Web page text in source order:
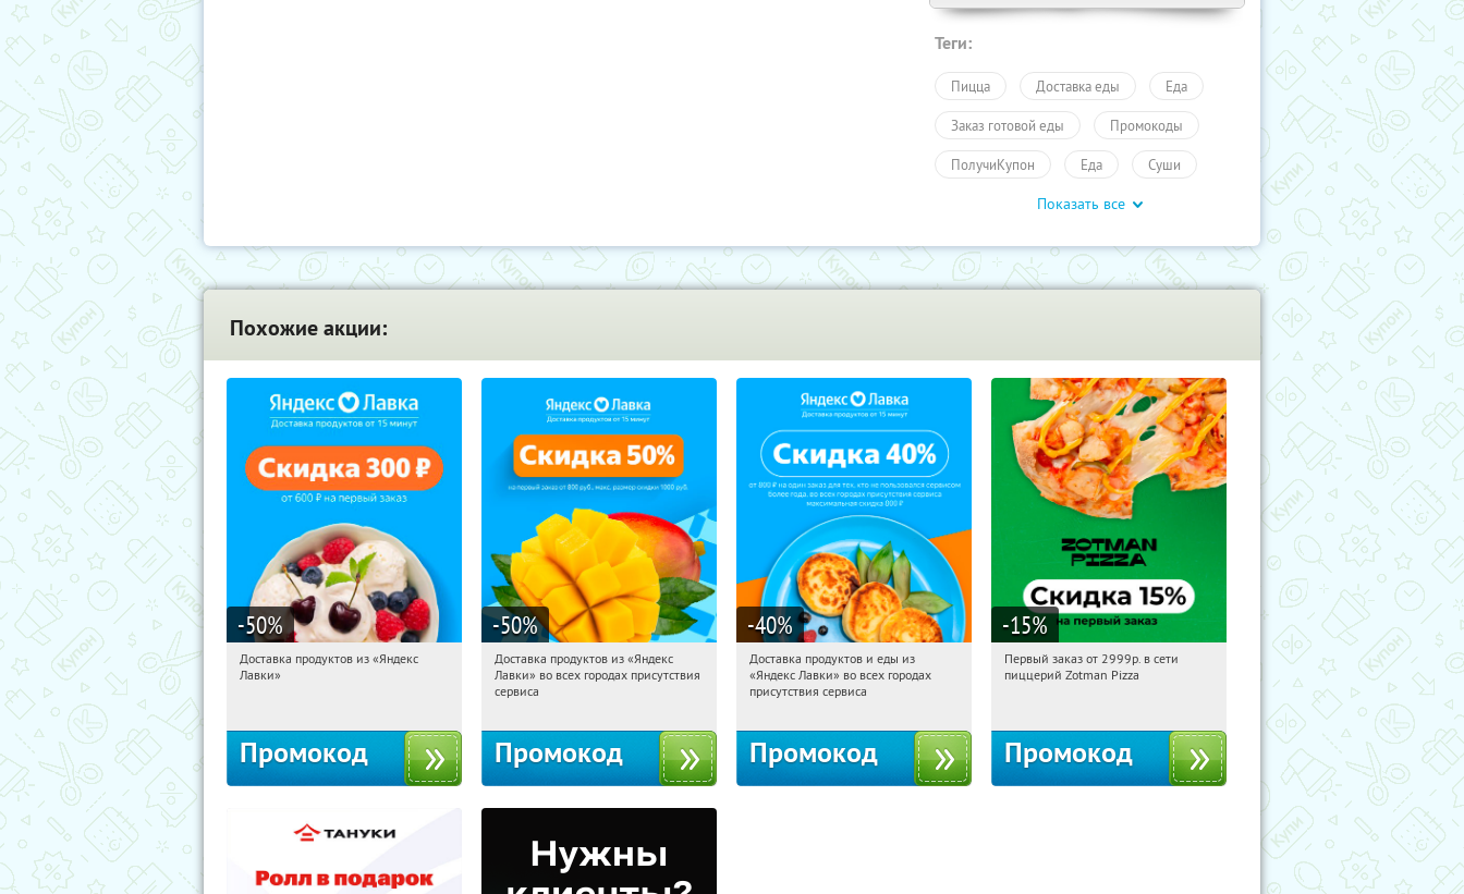
Теги:
Пицца Доставка еды Еда
Заказ готовой еды Промокоды
ПолучиКупон Еда Суши
Показать все
Похожие акции:
-50%
15:18:50 Получили:
Доставка продуктов из «Яндекс
Лавки»
Промокод
-50%
15:18:50 Получили:
Россия
Доставка продуктов из «Яндекс
Лавки» во всех городах присутствия
сервиса
Промокод
-40%
15:18:50 Получили:
Россия
Доставка продуктов и еды из
«Яндекс Лавки» во всех городах
присутствия сервиса
Промокод
-15%
15:18:50 Получили:
Первый заказ от 2999р. в сети
пиццерий Zotman Pizza
Промокод